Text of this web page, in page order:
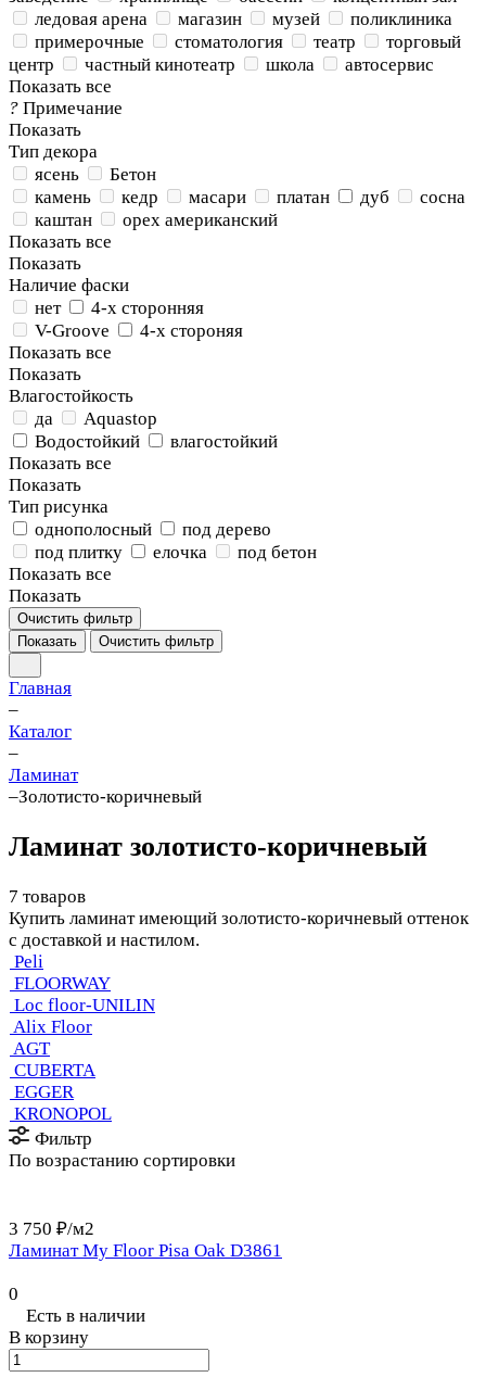
ледовая арена
магазин музей
поликлиника
примерочные
стоматология театр
торговый
центр
частный кинотеатр школа
автосервис
Показать все
? Примечание
Показать
Тип декора
ясень
Бетон
камень
кедр масари платан дуб
сосна
каштан
орех американский
Показать все
Показать
Наличие фаски
нет
4-х сторонняя
V-Groove
4-х стороняя
Показать все
Показать
Влагостойкость
да
Aquastop
Водостойкий
влагостойкий
Показать все
Показать
Тип рисунка
однополосный
под дерево
под плитку
елочка
под бетон
Показать все
Показать
Очистить фильтр
Показать
Очистить фильтр
Главная
–
Каталог
–
Ламинат
–Золотисто-коричневый
Ламинат золотисто-коричневый
7 товаров
Купить ламинат имеющий золотисто-коричневый оттенок
с доставкой и настилом.
Peli
FLOORWAY
Loс floor-UNILIN
Alix Floor
AGT
CUBERTA
EGGER
KRONOPOL
Фильтр
По возрастанию сортировки
3 750 ₽/м2
Ламинат My Floor Pisa Oak D3861
0
Есть в наличии
В корзину